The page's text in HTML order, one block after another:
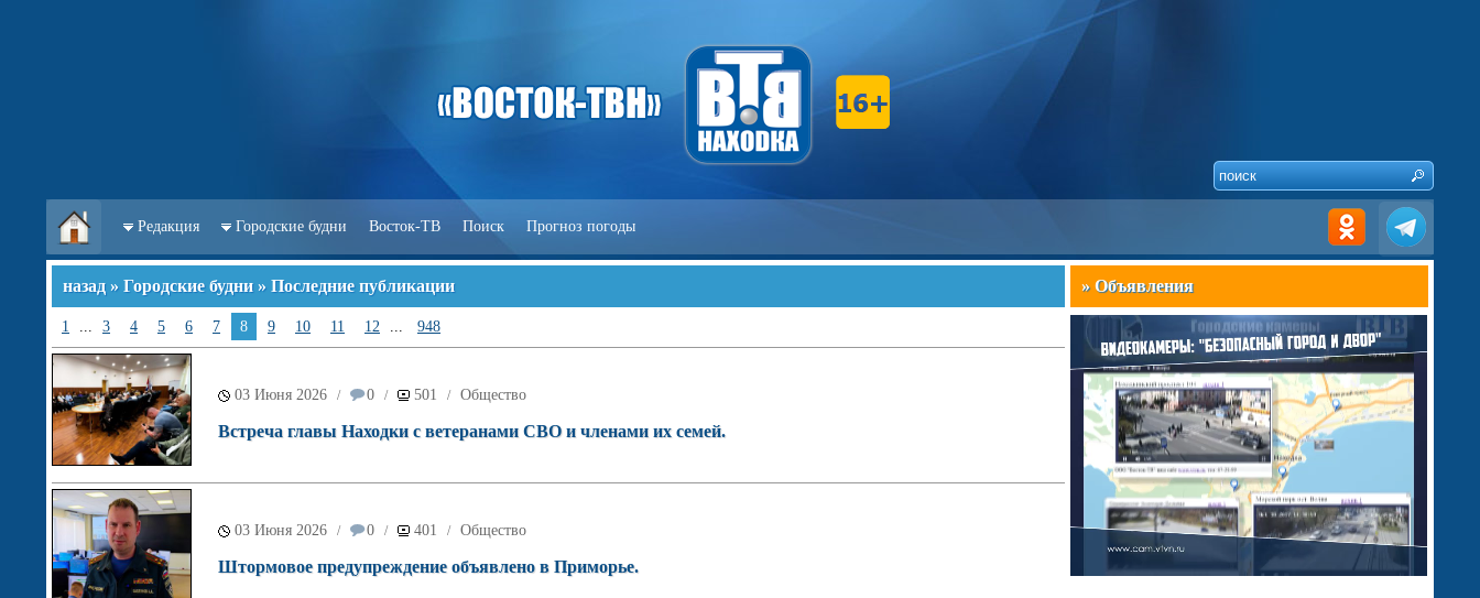
Редакция Городские будни Восток-ТВ Поиск Прогноз погоды
назад » Городские будни » Последние публикации
1 ... 3 4 5 6 7 8 9 10 11 12 ... 948
03 Июня 2026 / 0 / 501 / Общество
Встреча главы Находки с ветеранами СВО и членами их семей.
03 Июня 2026 / 0 / 401 / Общество
Штормовое предупреждение объявлено в Приморье.
» Объявления